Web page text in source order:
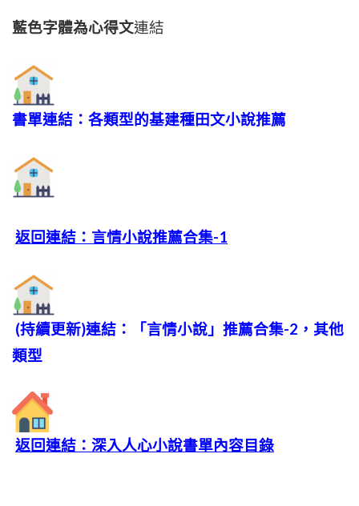
藍色字體為心得文連結
書單連結：各類型的基建種田文小說推薦
返回連結：言情小說推薦合集-1
(持續更新)連結：「言情小說」推薦合集-2，其他
類型
返回連結：深入人心小說書單內容目錄